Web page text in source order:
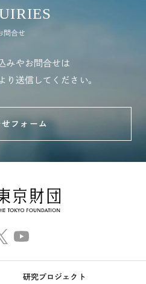
問合せ
みやお問合せは
り送信してください。
フォーム
研究プロジェクト